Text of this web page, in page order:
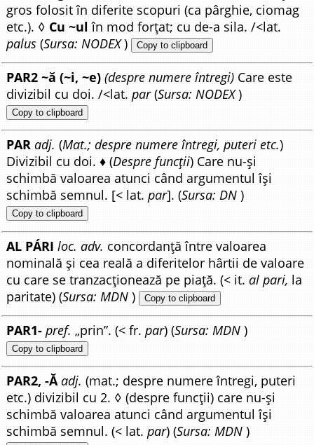
gros folosit în diferite scopuri (ca pârghie, ciomag
etc.). ◊ Cu ~ul în mod forțat; cu de-a sila. /<lat.
palus (Sursa: NODEX) Copy to clipboard
PAR2 ~ă (~i, ~e) (despre numere întregi) Care este
divizibil cu doi. /<lat.par(Sursa: NODEX)
Copy to clipboard
PAR adj. (Mat.; despre numere întregi, puteri etc.)
Divizibil cu doi. ♦ (Despre funcții) Care nu-și
schimbă valoarea atunci când argumentul își
schimbă semnul. [< lat.par]. (Sursa: DN )
Copy to clipboard
AL PÁRI loc. adv. concordanță între valoarea
nominală și cea reală a diferitelor hârtii de valoare
cu care se tranzacționează pe piață. (< it.al pari, la
paritate) (Sursa: MDN ) Copy to clipboard
PAR1- pref. „prin”. (< fr.par) (Sursa: MDN )
Copy to clipboard
PAR2, -Ă adj. (mat.; despre numere întregi, puteri
etc.) divizibil cu 2. ◊ (despre funcții) care nu-și
schimbă valoarea atunci când argumentul își
schimbă semnul. (< lat.par) (Sursa: MDN )